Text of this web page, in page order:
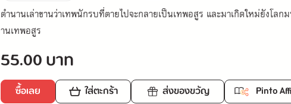
ตำนานเล่าขานว่าเทพนักรบที่ตายไปจะกลายเป็นเทพอสูร และมาเกิดใหม่ยังโ
านเทพอสูร
55.00 บาท
ซื้อเลย ใส่ตะกร้า ส่งของขวัญ Pinto